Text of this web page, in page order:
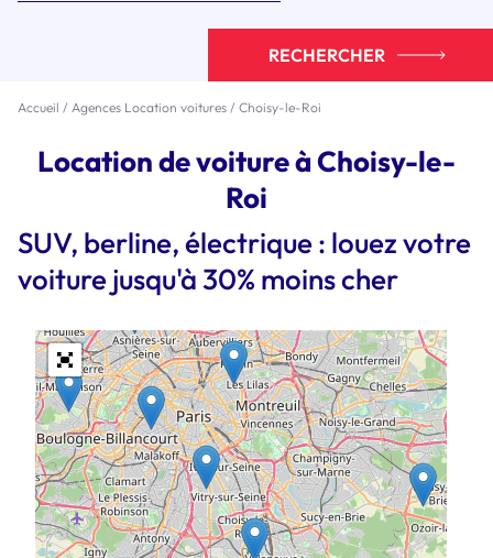
RECHERCHER
Accueil / Agences Location voitures / Choisy-le-Roi
Location de voiture à Choisy-le-
Roi
SUV, berline, électrique : louez votre
voiture jusqu'à 30% moins cher